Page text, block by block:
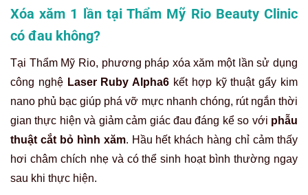
Xóa xăm 1 lần tại Thẩm Mỹ Rio Beauty Clinic
có đau không?
Tại Thẩm Mỹ Rio, phương pháp xóa xăm một lần sử dụng
công nghệ Laser Ruby Alpha6 kết hợp kỹ thuật gẩy kim
nano phủ bạc giúp phá vỡ mực nhanh chóng, rút ngắn thời
gian thực hiện và giảm cảm giác đau đáng kể so với phẫu
thuật cắt bỏ hình xăm. Hầu hết khách hàng chỉ cảm thấy
hơi châm chích nhẹ và có thể sinh hoạt bình thường ngay
sau khi thực hiện.